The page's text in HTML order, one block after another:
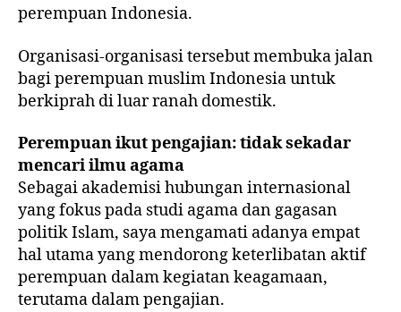
perempuan Indonesia.
Organisasi-organisasi tersebut membuka jalan
bagi perempuan muslim Indonesia untuk
berkiprah di luar ranah domestik.
Perempuan ikut pengajian: tidak sekadar
mencari ilmu agama
Sebagai akademisi hubungan internasional
yang fokus pada studi agama dan gagasan
politik Islam, saya mengamati adanya empat
hal utama yang mendorong keterlibatan aktif
perempuan dalam kegiatan keagamaan,
terutama dalam pengajian.